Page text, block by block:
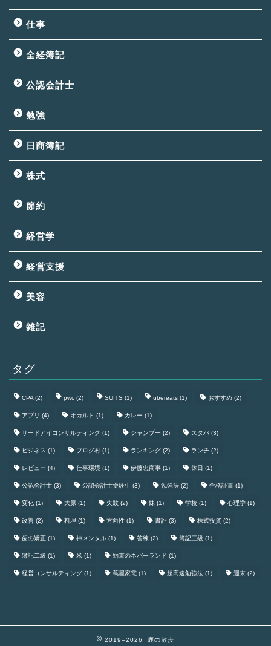
仕事
全経簿記
公認会計士
勉強
日商簿記
株式
節約
経営学
経営支援
美容
雑記
タグ
CPA (2) pwc (2) SUITS (1) ubereats (1) おすすめ (2)
アプリ (4) オカルト (1) カレー (1)
サードアイコンサルティング (1) シャンプー (2) スタバ (3)
ビジネス (1) ブログ村 (1) ランキング (2) ランチ (2)
レビュー (4) 仕事環境 (1) 伊藤忠商事 (1) 休日 (1)
公認会計士 (3) 公認会計士受験生 (3) 勉強法 (2) 合格証書 (1)
変化 (1) 大原 (1) 失敗 (2) 妹 (1) 学校 (1) 心理学 (1)
改善 (2) 料理 (1) 方向性 (1) 書評 (3) 株式投資 (2)
歯の矯正 (1) 神メンタル (1) 答練 (2) 簿記三級 (1)
簿記二級 (1) 米 (1) 約束のネバーランド (1)
経営コンサルティング (1) 蔦屋家電 (1) 超高速勉強法 (1) 週末 (2)
2019–2026 鹿の散歩